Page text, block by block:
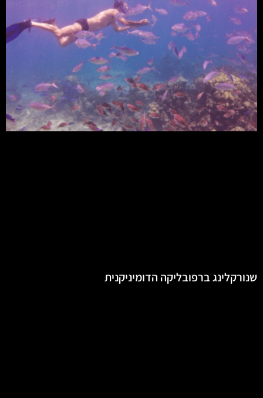
שנורקלינג ברפובליקה הדומיניקנית